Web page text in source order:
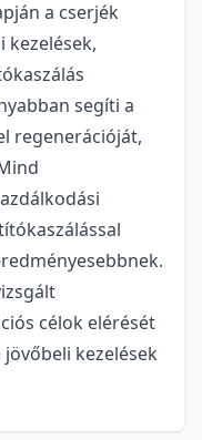
a cserjék
kezelések,
segíti a
regenerációját,
célok elérését
kezelések